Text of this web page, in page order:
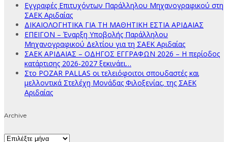
Εγγραφές Επιτυχόντων Παράλληλου Μηχανογραφικού στη
ΣΑΕΚ Αριδαίας
ΔΙΚΑΙΟΛΟΓΗΤΙΚΑ ΓΙΑ ΤΗ ΜΑΘΗΤΙΚΗ ΕΣΤΙΑ ΑΡΙΔΑΙΑΣ
ΕΠΕΙΓΟΝ – Έναρξη Υποβολής Παράλληλου
Μηχανογραφικού Δελτίου για τη ΣΑΕΚ Αριδαίας
ΣΑΕΚ ΑΡΙΔΑΙΑΣ – ΟΔΗΓΟΣ ΕΓΓΡΑΦΩΝ 2026 – Η περίοδος
κατάρτισης 2026-2027 ξεκινάει…
Στο POZAR PALLAS οι τελειόφοιτοι σπουδαστές και
μελλοντικά Στελέχη Μονάδας Φιλοξενίας, της ΣΑΕΚ
Αριδαίας
Archive
Archive